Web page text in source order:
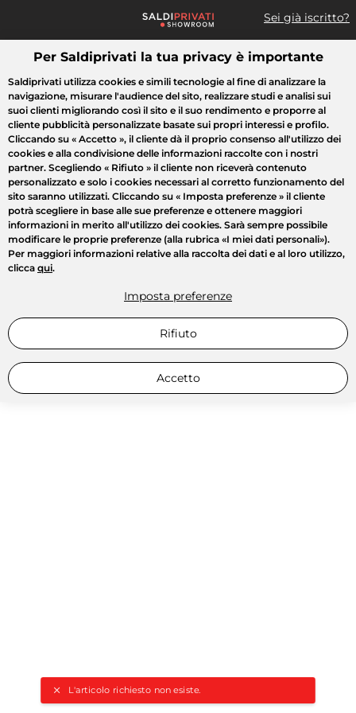
Sei già iscritto?
Cosa cerchi?
L'articolo richiesto non esiste.
Tutte le vendite Moda Casa Bellezza Elettrodomestici
Per Saldiprivati la tua privacy è importante
Saldiprivati utilizza cookies e simili tecnologie al fine di analizzare la
navigazione, misurare l'audience del sito, realizzare studi e analisi sui
suoi clienti migliorando così il sito e il suo rendimento e proporre al
cliente pubblicità personalizzate basate sui propri interessi e profilo.
Cliccando su « Accetto », il cliente dà il proprio consenso all'utilizzo dei
cookies e alla condivisione delle informazioni raccolte con i nostri
partner. Scegliendo « Rifiuto » il cliente non riceverà contenuto
personalizzato e solo i cookies necessari al corretto funzionamento del
sito saranno utilizzati. Cliccando su « Imposta preferenze » il cliente
potrà scegliere in base alle sue preferenze e ottenere maggiori
informazioni in merito all'utilizzo dei cookies. Sarà sempre possibile
modificare le proprie preferenze (alla rubrica «I miei dati personali»).
Per maggiori informazioni relative alla raccolta dei dati e al loro utilizzo,
clicca qui.
Imposta preferenze
Rifiuto
Accetto